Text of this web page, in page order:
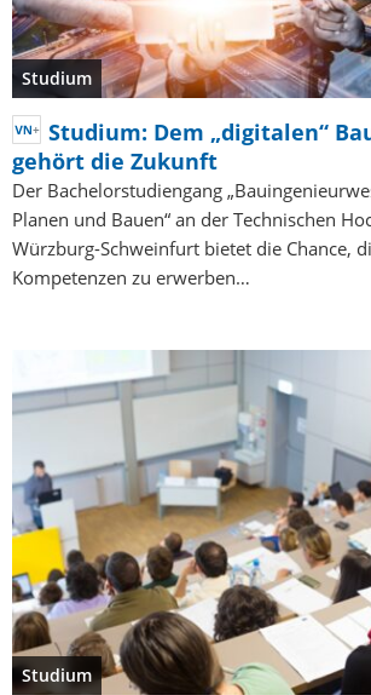
Studium
Studium: Dem „digitalen“
gehört die Zukunft
Der Bachelorstudiengang
Planen und Bauen“ an der Technischen
Würzburg-Schweinfurt bietet die Chance,
Kompetenzen zu erwerben…
Studium